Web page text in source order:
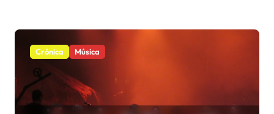
Crónica Música